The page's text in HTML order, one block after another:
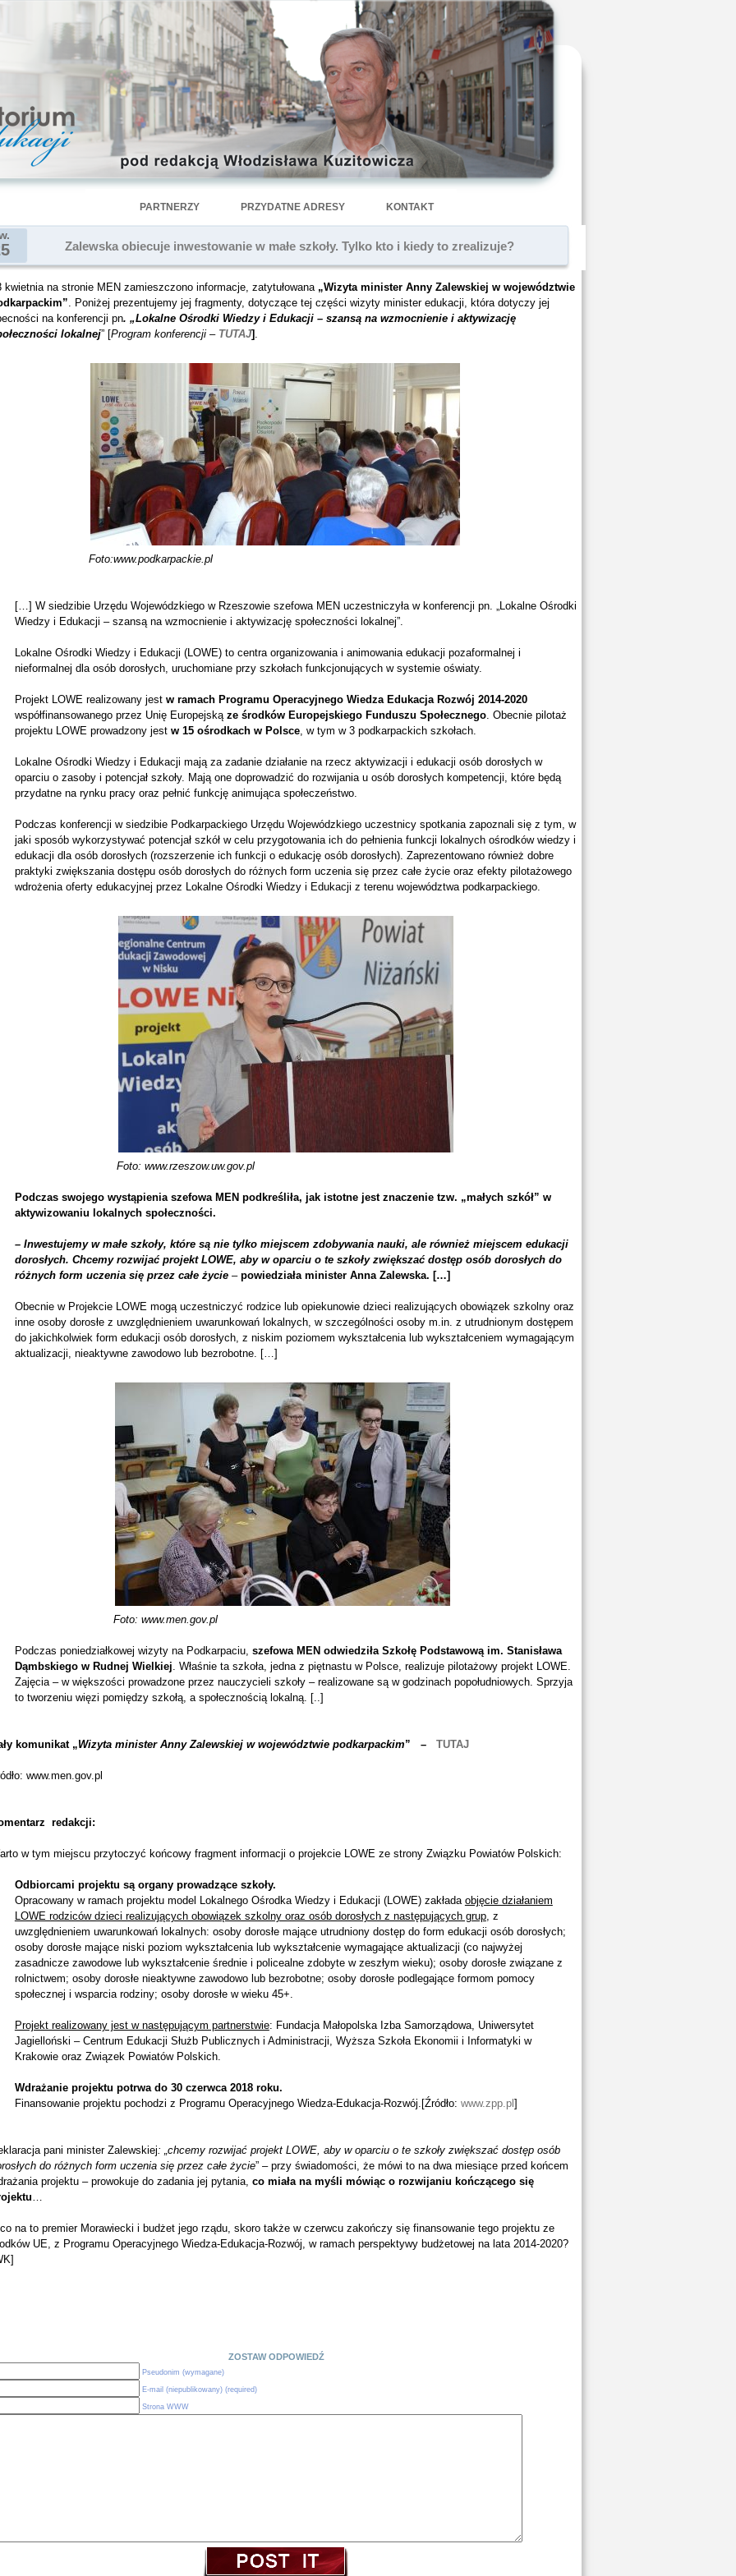
PARTNERZY PRZYDATNE ADRESY KONTAKT
Zalewska obiecuje inwestowanie w małe szkoły. Tylko kto i kiedy to zrealizuje?
kwietnia na stronie MEN zamieszczono informacje, zatytułowana„Wizyta minister Anny Zalewskiej w województwie
. Poniżej prezentujemy jej fragmenty, dotyczące tej części wizyty minister edukacji, która dotyczy jej
na konferencji pn. „Lokalne Ośrodki Wiedzy i Edukacji – szansą na wzmocnienie i aktywizację
lokalnej” [Program konferencji – TUTAJ] .
Foto:www.podkarpackie.pl
[…] W siedzibie Urzędu Wojewódzkiego w Rzeszowie szefowa MEN uczestniczyła w konferencji pn. „Lokalne Ośrodki
Wiedzy i Edukacji – szansą na wzmocnienie i aktywizację społeczności lokalnej”.
Lokalne Ośrodki Wiedzy i Edukacji (LOWE) to centra organizowania i animowania edukacji pozaformalnej i
nieformalnej dla osób dorosłych, uruchomiane przy szkołach funkcjonujących w systemie oświaty.
Projekt LOWE realizowany jest w ramach Programu Operacyjnego Wiedza Edukacja Rozwój 2014-2020
współfinansowanego przez Unię Europejską ze środków Europejskiego Funduszu Społecznego. Obecnie pilotaż
projektu LOWE prowadzony jest w 15 ośrodkach w Polsce, w tym w 3 podkarpackich szkołach.
Lokalne Ośrodki Wiedzy i Edukacji mają za zadanie działanie na rzecz aktywizacji i edukacji osób dorosłych w
oparciu o zasoby i potencjał szkoły. Mają one doprowadzić do rozwijania u osób dorosłych kompetencji, które będą
przydatne na rynku pracy oraz pełnić funkcję animująca społeczeństwo.
Podczas konferencji w siedzibie Podkarpackiego Urzędu Wojewódzkiego uczestnicy spotkania zapoznali się z tym, w
jaki sposób wykorzystywać potencjał szkół w celu przygotowania ich do pełnienia funkcji lokalnych ośrodków wiedzy i
edukacji dla osób dorosłych (rozszerzenie ich funkcji o edukację osób dorosłych). Zaprezentowano również dobre
praktyki zwiększania dostępu osób dorosłych do różnych form uczenia się przez całe życie oraz efekty pilotażowego
wdrożenia oferty edukacyjnej przez Lokalne Ośrodki Wiedzy i Edukacji z terenu województwa podkarpackiego.
Foto: www.rzeszow.uw.gov.pl
Podczas swojego wystąpienia szefowa MEN podkreśliła, jak istotne jest znaczenie tzw. „małych szkół” w
aktywizowaniu lokalnych społeczności.
– Inwestujemy w małe szkoły, które są nie tylko miejscem zdobywania nauki, ale również miejscem edukacji
dorosłych. Chcemy rozwijać projekt LOWE, aby w oparciu o te szkoły zwiększać dostęp osób dorosłych do
różnych form uczenia się przez całe życie–powiedziała minister Anna Zalewska. […]
Obecnie w Projekcie LOWE mogą uczestniczyć rodzice lub opiekunowie dzieci realizujących obowiązek szkolny oraz
inne osoby dorosłe z uwzględnieniem uwarunkowań lokalnych, w szczególności osoby m.in. z utrudnionym dostępem
do jakichkolwiek form edukacji osób dorosłych, z niskim poziomem wykształcenia lub wykształceniem wymagającym
aktualizacji, nieaktywne zawodowo lub bezrobotne. […]
Foto: www.men.gov.pl
Podczas poniedziałkowej wizyty na Podkarpaciu, szefowa MEN odwiedziła Szkołę Podstawową im. Stanisława
Dąmbskiego w Rudnej Wielkiej. Właśnie ta szkoła, jedna z piętnastu w Polsce, realizuje pilotażowy projekt LOWE.
Zajęcia – w większości prowadzone przez nauczycieli szkoły – realizowane są w godzinach popołudniowych. Sprzyja
to tworzeniu więzi pomiędzy szkołą, a społecznością lokalną. [..]
komunikat „Wizyta minister Anny Zalewskiej w województwie podkarpackim” – TUTAJ
www.men.gov.pl
redakcji:
w tym miejscu przytoczyć końcowy fragment informacji o projekcie LOWE ze strony Związku Powiatów Polskich:
Odbiorcami projektu są organy prowadzące szkoły.
Opracowany w ramach projektu model Lokalnego Ośrodka Wiedzy i Edukacji (LOWE) zakłada objęcie działaniem
LOWE rodziców dzieci realizujących obowiązek szkolny oraz osób dorosłych z następujących grup, z
uwzględnieniem uwarunkowań lokalnych: osoby dorosłe mające utrudniony dostęp do form edukacji osób dorosłych;
osoby dorosłe mające niski poziom wykształcenia lub wykształcenie wymagające aktualizacji (co najwyżej
zasadnicze zawodowe lub wykształcenie średnie i policealne zdobyte w zeszłym wieku); osoby dorosłe związane z
rolnictwem; osoby dorosłe nieaktywne zawodowo lub bezrobotne; osoby dorosłe podlegające formom pomocy
społecznej i wsparcia rodziny; osoby dorosłe w wieku 45+.
Projekt realizowany jest w następującym partnerstwie: Fundacja Małopolska Izba Samorządowa, Uniwersytet
Jagielloński – Centrum Edukacji Służb Publicznych i Administracji, Wyższa Szkoła Ekonomii i Informatyki w
Krakowie oraz Związek Powiatów Polskich.
Wdrażanie projektu potrwa do 30 czerwca 2018 roku.
Finansowanie projektu pochodzi z Programu Operacyjnego Wiedza-Edukacja-Rozwój.[Źródło: www.zpp.pl ]
pani minister Zalewskiej: „chcemy rozwijać projekt LOWE, aby w oparciu o te szkoły zwiększać dostęp osób
do różnych form uczenia się przez całe życie” – przy świadomości, że mówi to na dwa miesiące przed końcem
projektu – prowokuje do zadania jej pytania, co miała na myśli mówiąc o rozwijaniu kończącego się
…
na to premier Morawiecki i budżet jego rządu, skoro także w czerwcu zakończy się finansowanie tego projektu ze
UE, z Programu Operacyjnego Wiedza-Edukacja-Rozwój, w ramach perspektywy budżetowej na lata 2014-2020?
ZOSTAW ODPOWIEDŹ
Pseudonim (wymagane)
E-mail (niepublikowany) (required)
Strona WWW